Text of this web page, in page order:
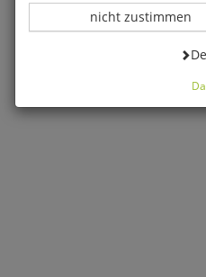
Datenverarbeitung -
nicht zustimmen
Cookies ablehnen, wird Ihr